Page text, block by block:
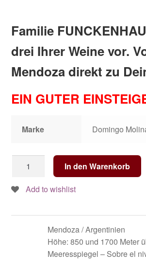
Familie
drei Ihrer Weine vor.
Mendoza direkt zu
EIN GUTER
Marke Domingo
Funckenhausen
3
Flaschen-
In den Warenkorb
Add to wishlist
Mendoza / Argentinien
Höhe: 850 und 1700 Meter
Meeresspiegel – Sobre el